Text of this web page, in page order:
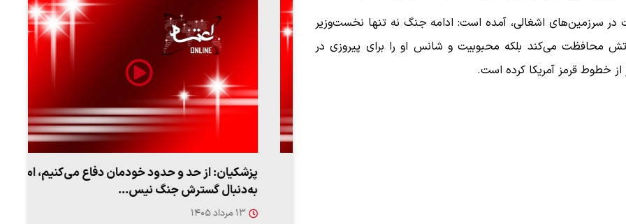
در سرزمین‌های اشغالی، آمده است: ادامه جنگ نه‌ تنها نخست‌وزیر
محافظت می‌کند بلکه محبوبیت و شانس او را برای پیروزی در
از خطوط قرمز آمریکا کرده است.
پزشکیان: از حد و حدود خودمان دفاع می‌کنیم، اما
به‌دنبال گسترش جنگ نیس…